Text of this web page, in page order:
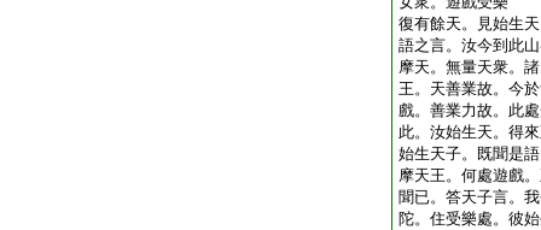
復有餘天。見始生
語之言。汝今到此
摩天。無量天衆。
王。天善業故。今
戲。善業力故。此
此。汝始生天。得
始生天子。既聞是
摩天王。何處遊戲
聞已。答天子言。
陀。住受樂處。彼